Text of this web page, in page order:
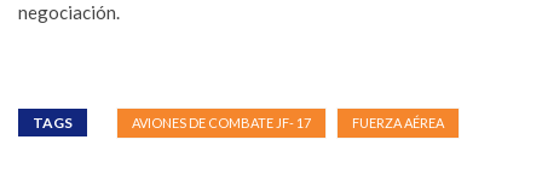
negociación.
TAGS AVIONES DE COMBATE JF- 17 FUERZA AÉREA